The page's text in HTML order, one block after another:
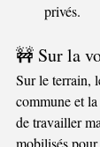
privés.
🚧 Sur la
Sur le terrain,
commune et
de travailler
mobilisés